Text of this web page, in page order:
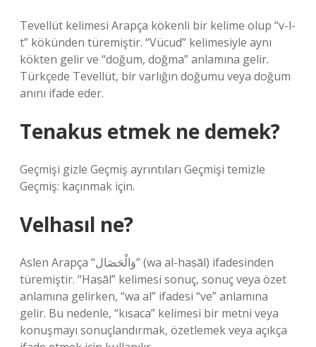
Tevellüt kelimesi Arapça kökenli bir kelime olup “v-l-
t” kökünden türemiştir. “Vücud” kelimesiyle aynı
kökten gelir ve “doğum, doğma” anlamına gelir.
Türkçede Tevellüt, bir varlığın doğumu veya doğum
anını ifade eder.
Tenakus etmek ne demek?
Geçmişi gizle Geçmiş ayrıntıları Geçmişi temizle
Geçmiş: kaçınmak için.
Velhasıl ne?
Aslen Arapça “وَالْحَصَال” (wa al-haṣāl) ifadesinden
türemiştir. “Haṣāl” kelimesi sonuç, sonuç veya özet
anlamına gelirken, “wa al” ifadesi “ve” anlamına
gelir. Bu nedenle, “kısaca” kelimesi bir metni veya
konuşmayı sonuçlandırmak, özetlemek veya açıkça